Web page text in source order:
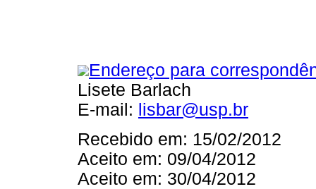
Endereço para
Lisete Barlach
E-mail: lisbar@usp.br
Recebido em: 15/02/2012
Aceito em: 09/04/2012
Aceito em: 30/04/2012